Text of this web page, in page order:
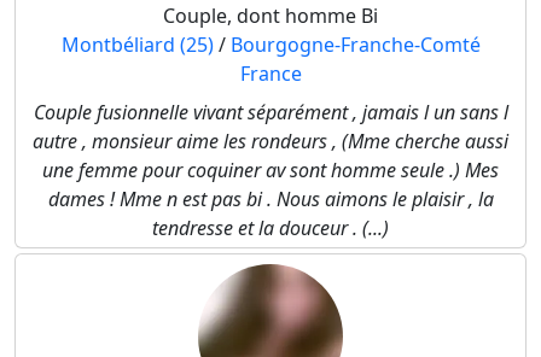
Couple, dont homme Bi
Montbéliard (25)/ Bourgogne-Franche-Comté
France
Couple fusionnelle vivant séparément , jamais l un sans l
autre , monsieur aime les rondeurs , (Mme cherche aussi
une femme pour coquiner av sont homme seule .) Mes
dames ! Mme n est pas bi . Nous aimons le plaisir , la
tendresse et la douceur . (...)